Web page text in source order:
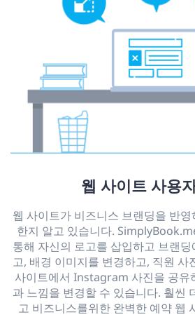
웹 사이트 사용
웹 사이트가 비즈니스 브랜딩을 반
한지 알고 있습니다.
통해 자신의 로고를 삽입하고 브랜
고, 배경 이미지를 변경하고, 직원 사
사이트에서 Instagram 사진을 공유
과 느낌을 변경할 수 있습니다. 훨씬
고 비즈니스를위한 완벽한 예약 웹